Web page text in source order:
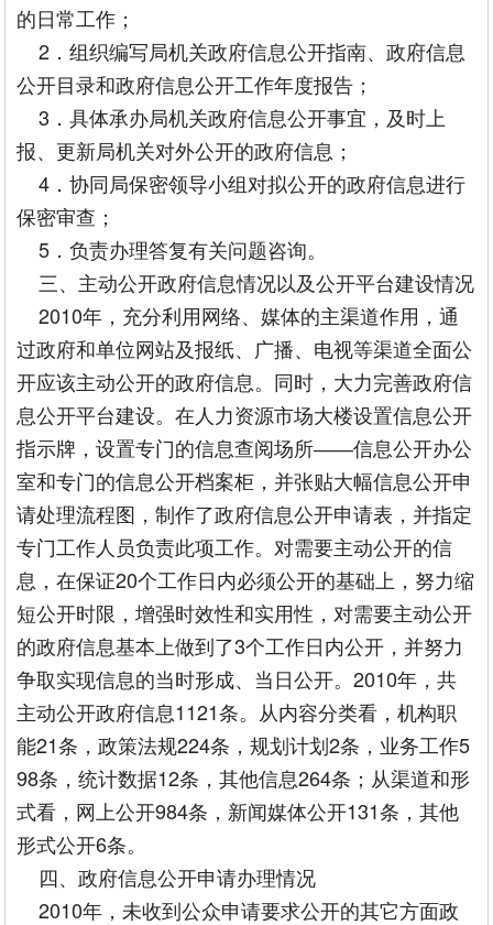
的日常工作；
2．组织编写局机关政府信息公开指南、政府信息
公开目录和政府信息公开工作年度报告；
3．具体承办局机关政府信息公开事宜，及时上
报、更新局机关对外公开的政府信息；
4．协同局保密领导小组对拟公开的政府信息进行
保密审查；
5．负责办理答复有关问题咨询。
三、主动公开政府信息情况以及公开平台建设情况
2010年，充分利用网络、媒体的主渠道作用，通
过政府和单位网站及报纸、广播、电视等渠道全面公
开应该主动公开的政府信息。同时，大力完善政府信
息公开平台建设。在人力资源市场大楼设置信息公开
指示牌，设置专门的信息查阅场所――信息公开办公
室和专门的信息公开档案柜，并张贴大幅信息公开申
请处理流程图，制作了政府信息公开申请表，并指定
专门工作人员负责此项工作。对需要主动公开的信
息，在保证20个工作日内必须公开的基础上，努力缩
短公开时限，增强时效性和实用性，对需要主动公开
的政府信息基本上做到了3个工作日内公开，并努力
争取实现信息的当时形成、当日公开。2010年，共
主动公开政府信息1121条。从内容分类看，机构职
能21条，政策法规224条，规划计划2条，业务工作5
98条，统计数据12条，其他信息264条；从渠道和形
式看，网上公开984条，新闻媒体公开131条，其他
形式公开6条。
四、政府信息公开申请办理情况
2010年，未收到公众申请要求公开的其它方面政